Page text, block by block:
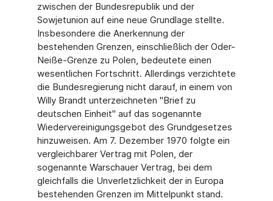
zwischen der Bundesrepublik und der
Sowjetunion auf eine neue Grundlage stellte.
Insbesondere die Anerkennung der
bestehenden Grenzen, einschließlich der Oder-
Neiße-Grenze zu Polen, bedeutete einen
wesentlichen Fortschritt. Allerdings verzichtete
die Bundesregierung nicht darauf, in einem von
Willy Brandt unterzeichneten "Brief zu
deutschen Einheit" auf das sogenannte
Wiedervereinigungsgebot des Grundgesetzes
hinzuweisen. Am 7. Dezember 1970 folgte ein
vergleichbarer Vertrag mit Polen, der
sogenannte Warschauer Vertrag, bei dem
gleichfalls die Unverletzlichkeit der in Europa
bestehenden Grenzen im Mittelpunkt stand.